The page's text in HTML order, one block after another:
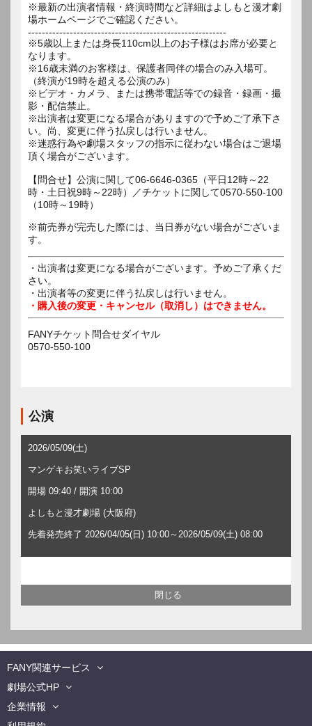
※最新の出演者情報・終演時間など詳細はよしもと漫才劇
場ホームページでご確認ください。
---------------------------------------------------------
※5歳以上または身長110cm以上のお子様はお席が必要と
なります。
※16歳未満のお客様は、保護者同伴の場合のみ入場可。
（終演が19時を超える公演のみ）
※ビデオ・カメラ、または携帯電話等での録音・録画・撮
影・配信禁止。
※出演者は変更になる場合がありますので予めご了承下さ
い。尚、変更に伴う払戻しは行いません。
※迷惑行為や劇場スタッフの指示に従わない場合はご退場
頂く場合がございます。
【問合せ】公演に関して06-6646-0365（平日12時～22
時・土日祝9時～22時）／チケットに関して0570-550-100
（10時～19時）
※前売券が完売した際には、当日券がない場合がございま
す。
・出演者は変更になる場合がございます。予めご了承くだ
さい。
・出演者等の変更に伴う払戻しは行いません。
・購入後の変更・キャンセル（取消し）はできません。
FANYチケット問合せダイヤル
0570-550-100
公演
2026/05/09(土)
マンゲキお笑いライブSP
開場 09:40 / 開演 10:00
よしもと漫才劇場 (大阪府)
先着発売終了 2026/04/05(日) 10:00～2026/05/09(土) 08:00
FANY関連サービス
劇場公式HP
企業情報